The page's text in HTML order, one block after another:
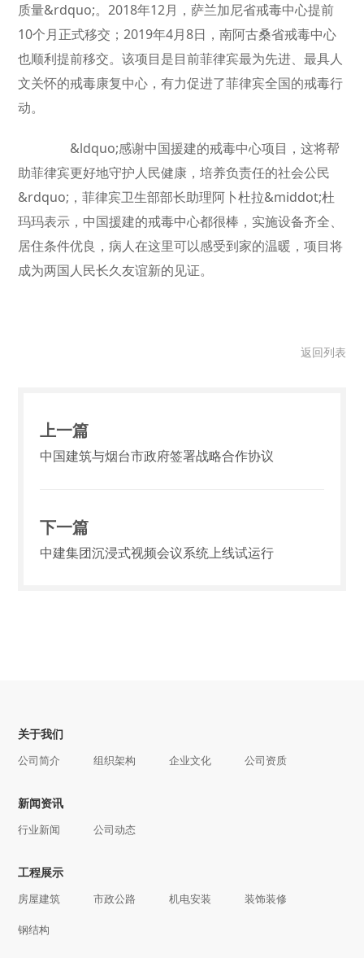
质量&rdquo;。2018年12月，萨兰加尼省戒毒中心提前
10个月正式移交；2019年4月8日，南阿古桑省戒毒中心
也顺利提前移交。该项目是目前菲律宾最为先进、最具人
文关怀的戒毒康复中心，有力促进了菲律宾全国的戒毒行
动。
&ldquo;感谢中国援建的戒毒中心项目，这将帮
助菲律宾更好地守护人民健康，培养负责任的社会公民
&rdquo;，菲律宾卫生部部长助理阿卜杜拉&middot;杜
玛玛表示，中国援建的戒毒中心都很棒，实施设备齐全、
居住条件优良，病人在这里可以感受到家的温暖，项目将
成为两国人民长久友谊新的见证。
返回列表
上一篇
中国建筑与烟台市政府签署战略合作协议
下一篇
中建集团沉浸式视频会议系统上线试运行
关于我们
公司简介 组织架构 企业文化 公司资质
新闻资讯
行业新闻 公司动态
工程展示
房屋建筑 市政公路 机电安装 装饰装修
钢结构